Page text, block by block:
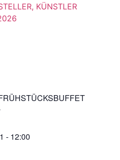
KÜNSTLER
- 12:00